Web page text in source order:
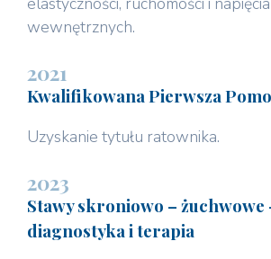
wewnętrznych.
2021
Kwalifikowana Pierwsza
Uzyskanie tytułu ratownika.
2023
Stawy skroniowo – żuchwowe
diagnostyka i terapia